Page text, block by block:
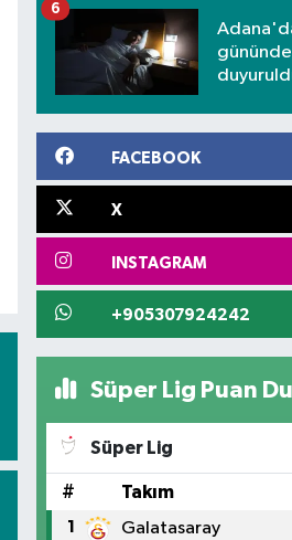
6
FACEBOOK
X
INSTAGRAM
+905307924242
Süper Lig Puan
Süper Lig
# Takım
1 Galatasaray